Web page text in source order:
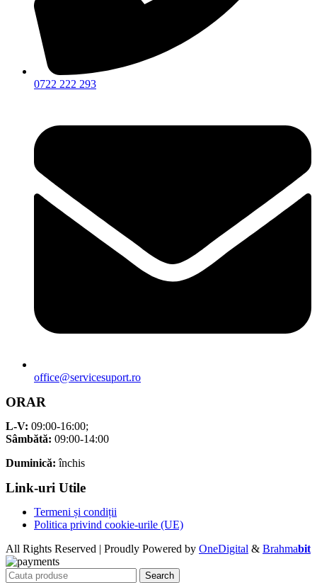
0722 222 293
office@servicesuport.ro
ORAR
L-V: 09:00-16:00;
Sâmbătă: 09:00-14:00
Duminică: închis
Link-uri Utile
Termeni și condiții
Politica privind cookie-urile (UE)
All Rights Reserved | Proudly Powered by OneDigital & Brahmabit
Search